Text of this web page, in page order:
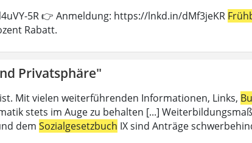
5R 👉 Anmeldung: https://lnkd.in/dMf3jeKR
Rabatt.
Privatsphäre"
Mit vielen weiterführenden Informationen, Links,
stets im Auge zu behalten [...]
dem Sozialgesetzbuch IX sind Anträge